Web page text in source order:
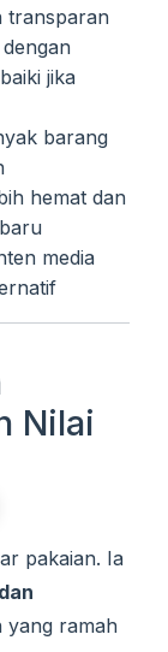
transparan
jika
barang
hemat dan
media
Nilai
pakaian. Ia
yang ramah